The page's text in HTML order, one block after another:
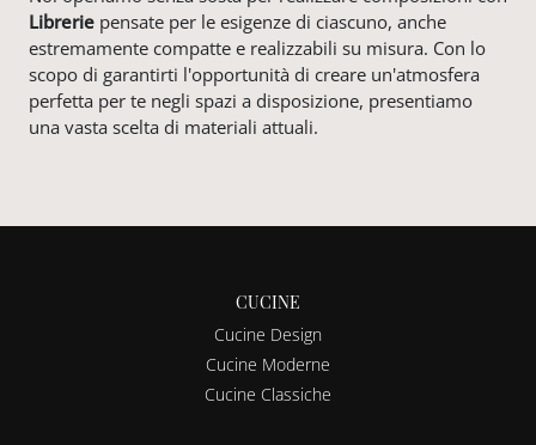
Librerie pensate per le esigenze di ciascuno, anche
estremamente compatte e realizzabili su misura. Con lo
scopo di garantirti l'opportunità di creare un'atmosfera
perfetta per te negli spazi a disposizione, presentiamo
una vasta scelta di materiali attuali.
CUCINE
Cucine Design
Cucine Moderne
Cucine Classiche